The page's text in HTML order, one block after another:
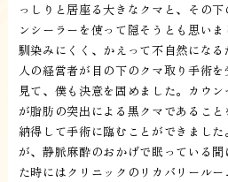
っしりと居座る大きなクマと、その
ンシーラーを使って隠そうとも思い
馴染みにくく、かえって不自然にな
人の経営者が目の下のクマ取り手術
見て、僕も決意を固めました。カウ
が脂肪の突出による黒クマであること
納得して手術に臨むことができまし
が、静脈麻酔のおかげで眠っている
た時にはクリニックのリカバリール